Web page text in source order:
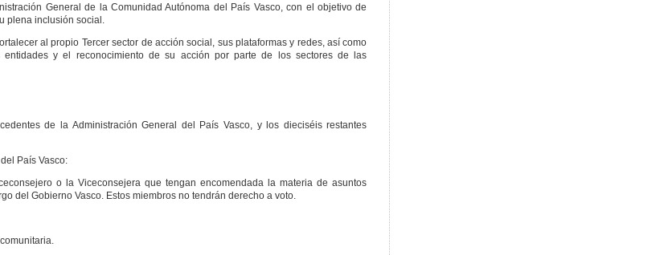
General de la Comunidad Autónoma del País Vasco, con el objetivo de
plena inclusión social.
al propio Tercer sector de acción social, sus plataformas y redes, así como
y el reconocimiento de su acción por parte de los sectores de las
de la Administración General del País Vasco, y los dieciséis restantes
País Vasco:
o la Viceconsejera que tengan encomendada la materia de asuntos
del Gobierno Vasco. Estos miembros no tendrán derecho a voto.